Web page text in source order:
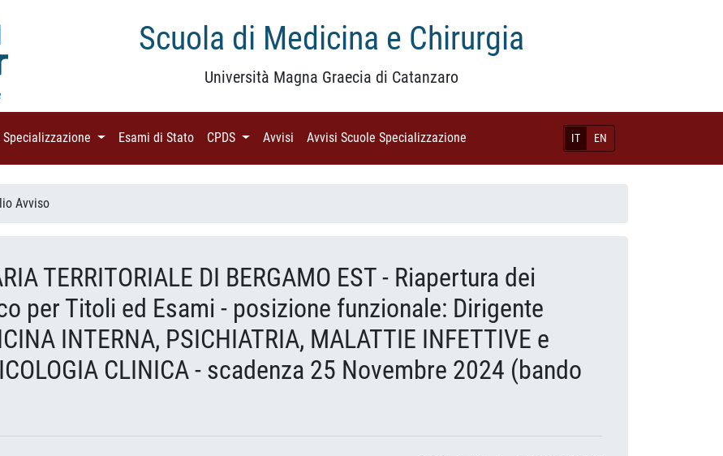
Scuola di Medicina e Chirurgia
Università Magna Graecia di Catanzaro
IT EN
(current)Esami di Stato (current)
CPDS (current)
Avvisi (current)
Avvisi Scuole Specializzazione
Avviso
TERRITORIALE DI BERGAMO EST - Riapertura dei
per Titoli ed Esami - posizione funzionale: Dirigente
INTERNA, PSICHIATRIA, MALATTIE INFETTIVE e
CLINICA - scadenza 25 Novembre 2024 (bando